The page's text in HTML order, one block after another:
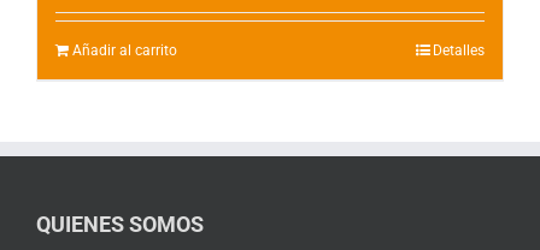
Añadir al carrito Detalles
QUIENES SOMOS